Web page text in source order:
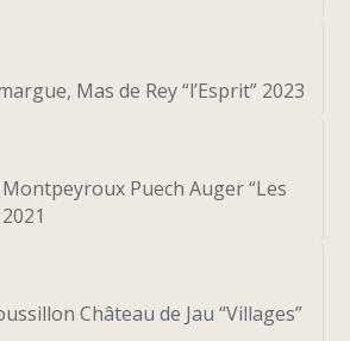
Mas de Rey “l’Esprit” 2023
Puech Auger “Les
Château de Jau “Villages”